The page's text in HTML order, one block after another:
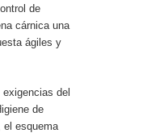
de
cárnica una
ágiles y
del
de
el esquema